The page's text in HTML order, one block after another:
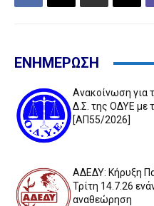
ΕΝΗΜΕΡΩΣΗ
Ανακοίνωση για
Δ.Σ. της ΟΔΥΕ με
[ΑΠ55/2026]
ΑΔΕΔΥ: Κήρυξη
Τρίτη 14.7.26
αναθεώρηση